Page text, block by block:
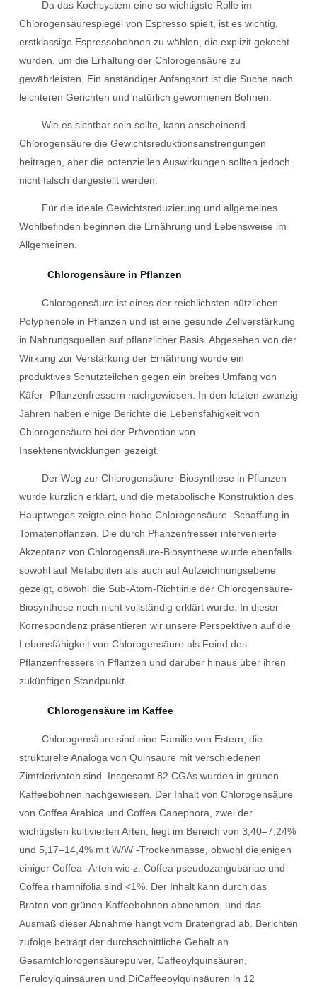
Da das Kochsystem eine so wichtigste Rolle im
Chlorogensäurespiegel von Espresso spielt, ist es wichtig,
erstklassige Espressobohnen zu wählen, die explizit gekocht
wurden, um die Erhaltung der Chlorogensäure zu
gewährleisten. Ein anständiger Anfangsort ist die Suche nach
leichteren Gerichten und natürlich gewonnenen Bohnen.
Wie es sichtbar sein sollte, kann anscheinend
Chlorogensäure die Gewichtsreduktionsanstrengungen
beitragen, aber die potenziellen Auswirkungen sollten jedoch
nicht falsch dargestellt werden.
Für die ideale Gewichtsreduzierung und allgemeines
Wohlbefinden beginnen die Ernährung und Lebensweise im
Allgemeinen.
Chlorogensäure in Pflanzen
Chlorogensäure ist eines der reichlichsten nützlichen
Polyphenole in Pflanzen und ist eine gesunde Zellverstärkung
in Nahrungsquellen auf pflanzlicher Basis. Abgesehen von der
Wirkung zur Verstärkung der Ernährung wurde ein
produktives Schutzteilchen gegen ein breites Umfang von
Käfer -Pflanzenfressern nachgewiesen. In den letzten zwanzig
Jahren haben einige Berichte die Lebensfähigkeit von
Chlorogensäure bei der Prävention von
Insektenentwicklungen gezeigt.
Der Weg zur Chlorogensäure -Biosynthese in Pflanzen
wurde kürzlich erklärt, und die metabolische Konstruktion des
Hauptweges zeigte eine hohe Chlorogensäure -Schaffung in
Tomatenpflanzen. Die durch Pflanzenfresser intervenierte
Akzeptanz von Chlorogensäure-Biosynthese wurde ebenfalls
sowohl auf Metaboliten als auch auf Aufzeichnungsebene
gezeigt, obwohl die Sub-Atom-Richtlinie der Chlorogensäure-
Biosynthese noch nicht vollständig erklärt wurde. In dieser
Korrespondenz präsentieren wir unsere Perspektiven auf die
Lebensfähigkeit von Chlorogensäure als Feind des
Pflanzenfressers in Pflanzen und darüber hinaus über ihren
zukünftigen Standpunkt.
Chlorogensäure im Kaffee
Chlorogensäure sind eine Familie von Estern, die
strukturelle Analoga von Quinsäure mit verschiedenen
Zimtderivaten sind. Insgesamt 82 CGAs wurden in grünen
Kaffeebohnen nachgewiesen. Der Inhalt von Chlorogensäure
von Coffea Arabica und Coffea Canephora, zwei der
wichtigsten kultivierten Arten, liegt im Bereich von 3,40–7,24%
und 5,17–14,4% mit W/W -Trockenmasse, obwohl diejenigen
einiger Coffea -Arten wie z. Coffea pseudozangubariae und
Coffea rhamnifolia sind <1%. Der Inhalt kann durch das
Braten von grünen Kaffeebohnen abnehmen, und das
Ausmaß dieser Abnahme hängt vom Bratengrad ab. Berichten
zufolge beträgt der durchschnittliche Gehalt an
Gesamtchlorogensäurepulver, Caffeoylquinsäuren,
Feruloylquinsäuren und DiCaffeeoylquinsäuren in 12